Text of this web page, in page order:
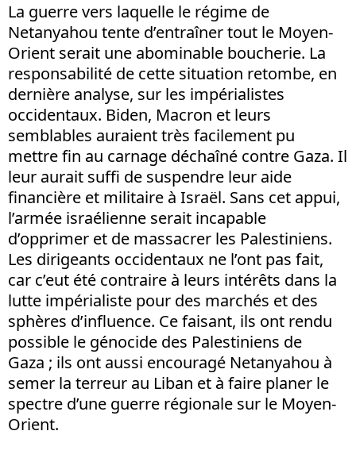
La guerre vers laquelle le régime de
Netanyahou tente d’entraîner tout le Moyen-
Orient serait une abominable boucherie. La
responsabilité de cette situation retombe, en
dernière analyse, sur les impérialistes
occidentaux. Biden, Macron et leurs
semblables auraient très facilement pu
mettre fin au carnage déchaîné contre Gaza. Il
leur aurait suffi de suspendre leur aide
financière et militaire à Israël. Sans cet appui,
l’armée israélienne serait incapable
d’opprimer et de massacrer les Palestiniens.
Les dirigeants occidentaux ne l’ont pas fait,
car c’eut été contraire à leurs intérêts dans la
lutte impérialiste pour des marchés et des
sphères d’influence. Ce faisant, ils ont rendu
possible le génocide des Palestiniens de
Gaza ; ils ont aussi encouragé Netanyahou à
semer la terreur au Liban et à faire planer le
spectre d’une guerre régionale sur le Moyen-
Orient.